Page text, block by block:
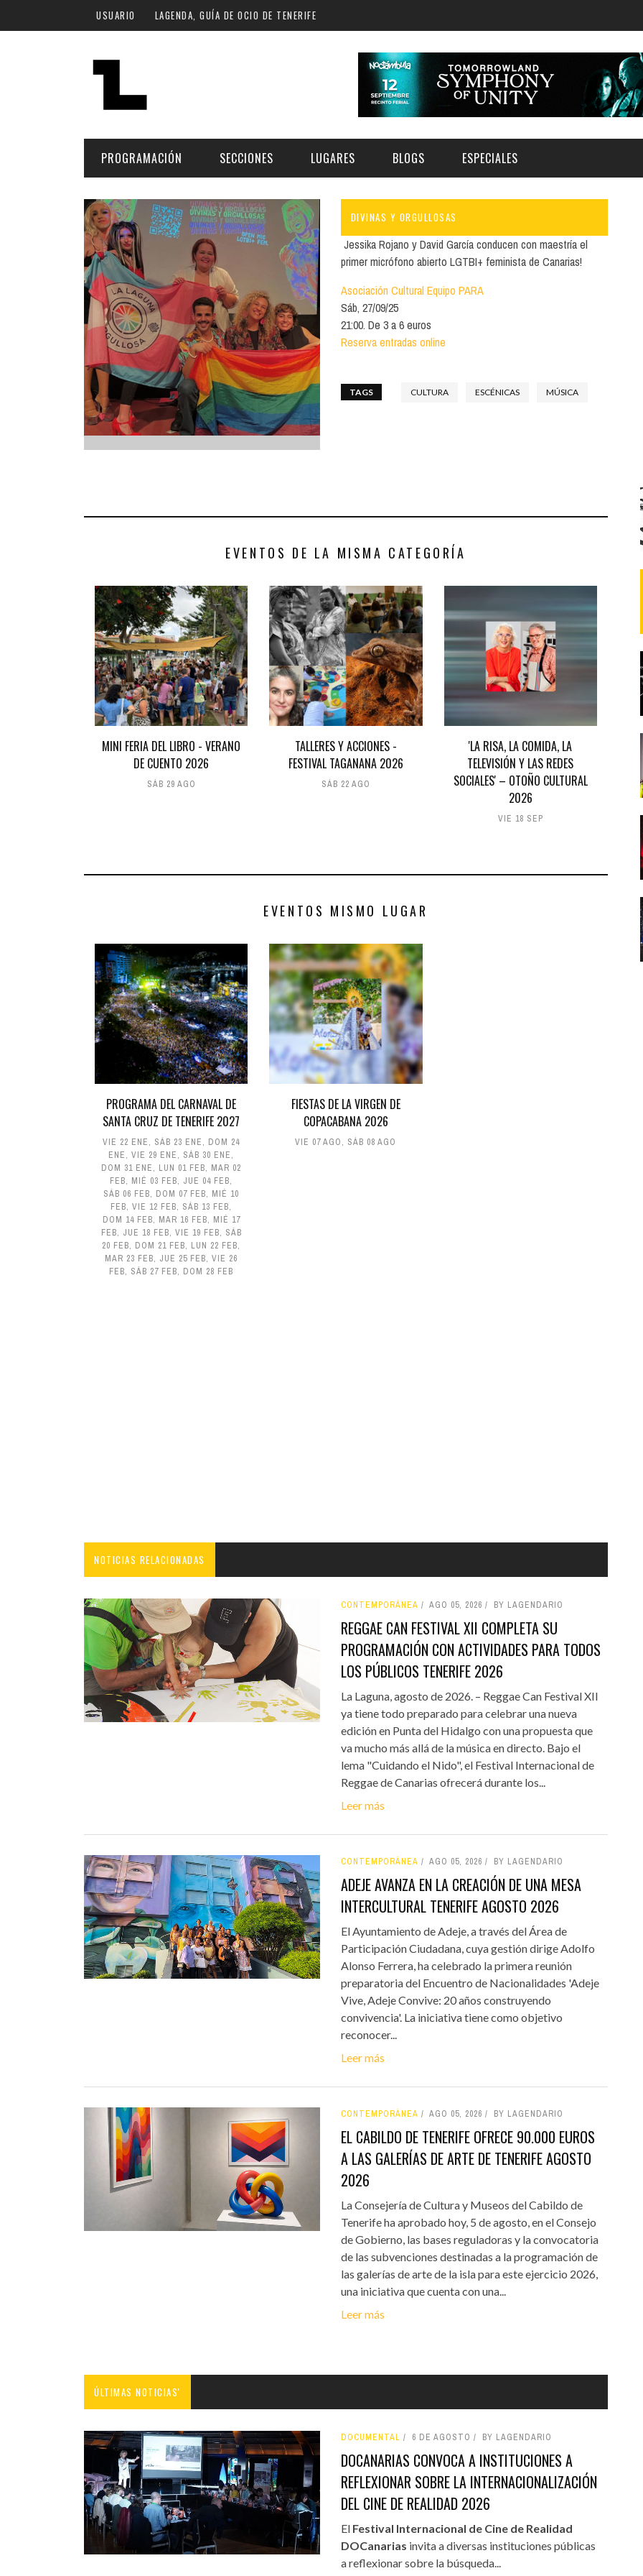
Pasar al contenido principal
USUARIO LAGENDA, GUÍA DE OCIO DE TENERIFE
PROGRAMACIÓN
FECHA
Hoy
Plan Finde
LUGAR
Norte
Santa Cruz | La Laguna
Cultura
Música
SECCIONES
MÚSICA
ESCÉNICAS
CULTURA
GASTRONOMÍA
INFANTIL
LUGARES
ARTE | MUSEOS
SALAS Y AUDITORIOS
ESPACIOS CULTURALES
NOCHE
LOCALES CON ACTUACIONES
COMERCIO
GASTRO
FORMATIVO
BLOGS ESPECIALES
FESTIVAL TAGANANA 2026
DIVINAS Y ORGULLOSAS
Jessika Rojano y David García conducen con maestría el
primer micrófono abierto LGTBI+ feminista de Canarias!
Asociación Cultural Equipo PARA
Sáb, 27/09/25
21:00. De 3 a 6 euros
Reserva entradas online
TAGS CULTURA ESCÉNICAS MÚSICA
EVENTOS DE LA MISMA CATEGORÍA
MINI FERIA DEL LIBRO - VERANO
DE CUENTO 2026
SÁB 29 AGO
TALLERES Y ACCIONES -
FESTIVAL TAGANANA 2026
SÁB 22 AGO
'LA RISA, LA COMIDA, LA
TELEVISIÓN Y LAS REDES
SOCIALES' – OTOÑO CULTURAL
2026
VIE 18 SEP
EVENTOS MISMO LUGAR
PROGRAMA DEL CARNAVAL DE
SANTA CRUZ DE TENERIFE 2027
VIE 22 ENE, SÁB 23 ENE, DOM 24
ENE,VIE 29 ENE, SÁB 30 ENE,
DOM 31 ENE, LUN 01 FEB, MAR 02
FEB, MIÉ 03 FEB, JUE 04 FEB,
SÁB 06 FEB, DOM 07 FEB, MIÉ 10
FEB,VIE 12 FEB, SÁB 13 FEB,
DOM 14 FEB, MAR 16 FEB, MIÉ 17
FEB, JUE 18 FEB, VIE 19 FEB, SÁB
20 FEB, DOM 21 FEB, LUN 22 FEB,
MAR 23 FEB, JUE 25 FEB,VIE 26
FEB, SÁB 27 FEB, DOM 28 FEB
FIESTAS DE LA VIRGEN DE
COPACABANA 2026
VIE 07 AGO, SÁB 08 AGO
NOTICIAS RELACIONADAS
CONTEMPORÁNEA AGO 05, 2026 BY LAGENDARIO
REGGAE CAN FESTIVAL XII COMPLETA SU
PROGRAMACIÓN CON ACTIVIDADES PARA TODOS
LOS PÚBLICOS TENERIFE 2026
La Laguna, agosto de 2026. – Reggae Can Festival XII
ya tiene todo preparado para celebrar una nueva
edición en Punta del Hidalgo con una propuesta que
va mucho más allá de la música en directo. Bajo el
lema "Cuidando el Nido", el Festival Internacional de
Reggae de Canarias ofrecerá durante los...
Leer más
CONTEMPORÁNEA AGO 05, 2026 BY LAGENDARIO
ADEJE AVANZA EN LA CREACIÓN DE UNA MESA
INTERCULTURAL TENERIFE AGOSTO 2026
El Ayuntamiento de Adeje, a través del Área de
Participación Ciudadana, cuya gestión dirige Adolfo
Alonso Ferrera, ha celebrado la primera reunión
preparatoria del Encuentro de Nacionalidades 'Adeje
Vive, Adeje Convive: 20 años construyendo
convivencia'. La iniciativa tiene como objetivo
reconocer...
Leer más
CONTEMPORÁNEA AGO 05, 2026 BY LAGENDARIO
EL CABILDO DE TENERIFE OFRECE 90.000 EUROS
A LAS GALERÍAS DE ARTE DE TENERIFE AGOSTO
2026
La Consejería de Cultura y Museos del Cabildo de
Tenerife ha aprobado hoy, 5 de agosto, en el Consejo
de Gobierno, las bases reguladoras y la convocatoria
de las subvenciones destinadas a la programación de
las galerías de arte de la isla para este ejercicio 2026,
una iniciativa que cuenta con una...
Leer más
ÚLTIMAS NOTICIAS'
DOCUMENTAL 6 DE AGOSTO BY LAGENDARIO
DOCANARIAS CONVOCA A INSTITUCIONES A
REFLEXIONAR SOBRE LA INTERNACIONALIZACIÓN
DEL CINE DE REALIDAD 2026
El Festival Internacional de Cine de Realidad
DOCanarias invita a diversas instituciones públicas
a reflexionar sobre la búsqueda...